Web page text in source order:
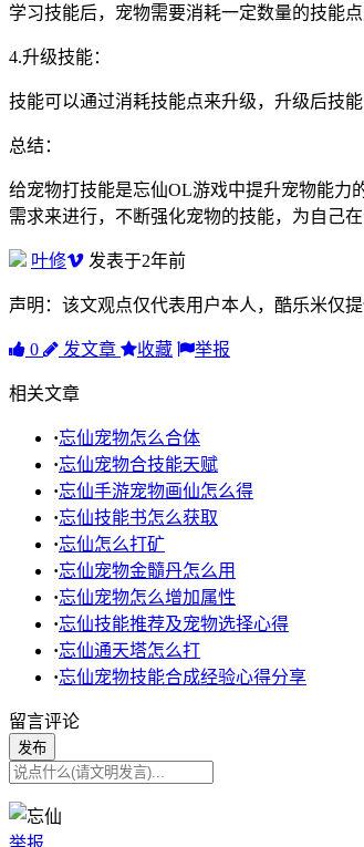
学习技能后，宠物需要消耗一定数量的技能
4.升级技能：
技能可以通过消耗技能点来升级，升级后技
总结：
给宠物打技能是忘仙OL游戏中提升宠物能力
需求来进行，不断强化宠物的技能，为自己
叶修 发表于2年前
声明：该文观点仅代表用户本人，酷乐米仅
0 发文章 收藏 举报
相关文章
·忘仙宠物怎么合体
·忘仙宠物合技能天赋
·忘仙手游宠物画仙怎么得
·忘仙技能书怎么获取
·忘仙怎么打矿
·忘仙宠物金髓丹怎么用
·忘仙宠物怎么增加属性
·忘仙技能推荐及宠物选择心得
·忘仙通天塔怎么打
·忘仙宠物技能合成经验心得分享
留言评论
发布
举报